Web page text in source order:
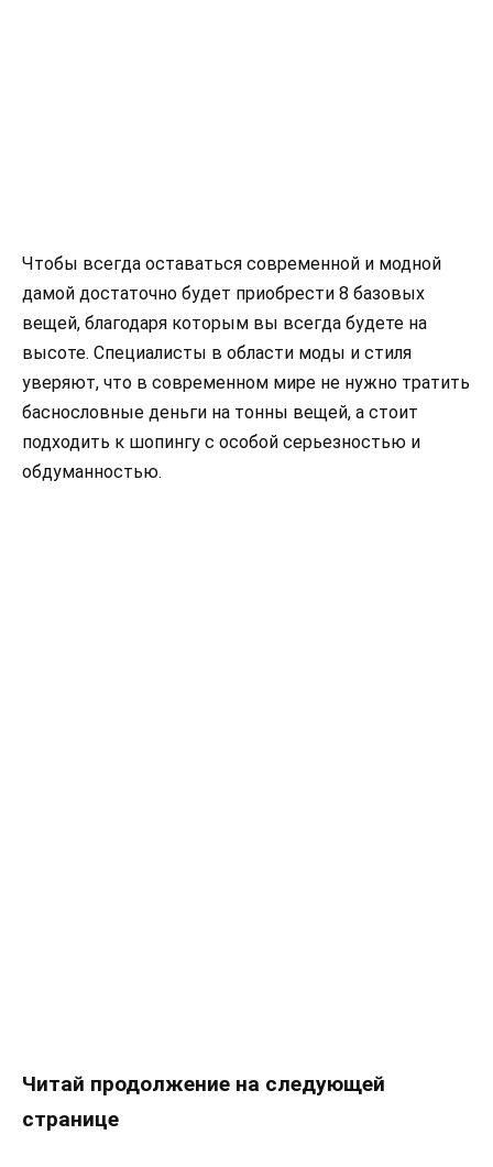
Чтобы всегда оставаться современной и модной
дамой достаточно будет приобрести 8 базовых
вещей, благодаря которым вы всегда будете на
высоте. Специалисты в области моды и стиля
уверяют, что в современном мире не нужно тратить
баснословные деньги на тонны вещей, а стоит
подходить к шопингу с особой серьезностью и
обдуманностью.
Читай продолжение на следующей
странице